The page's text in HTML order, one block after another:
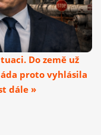
Do země už
proto vyhlásila
dále »